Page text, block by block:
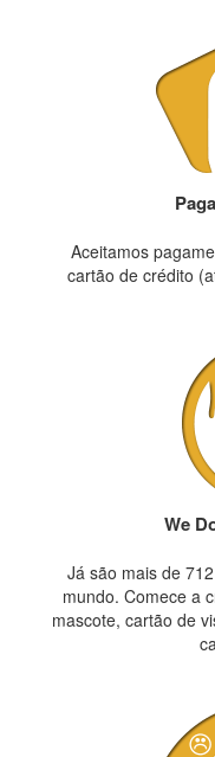
Aceitamos
cartão de crédito
We
Já são mais de
mundo. Comece a
mascote, cartão de